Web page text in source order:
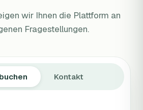
wir Ihnen die Plattform an
Fragestellungen.
Kontakt